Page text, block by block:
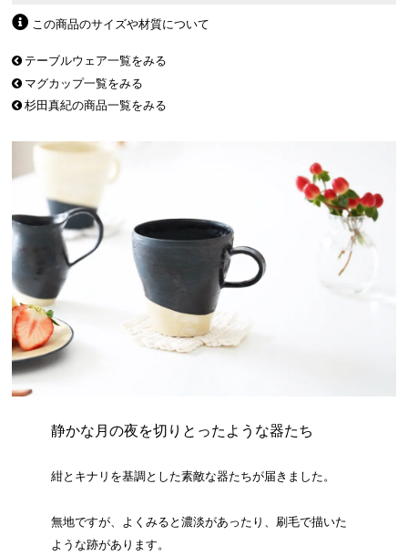
この商品のサイズや材質について
テーブルウェア一覧をみる
マグカップ一覧をみる
杉田真紀の商品一覧をみる
静かな月の夜を切りとったような器たち
紺とキナリを基調とした素敵な器たちが届きました。
無地ですが、よくみると濃淡があったり、刷毛で描いた
ような跡があります。